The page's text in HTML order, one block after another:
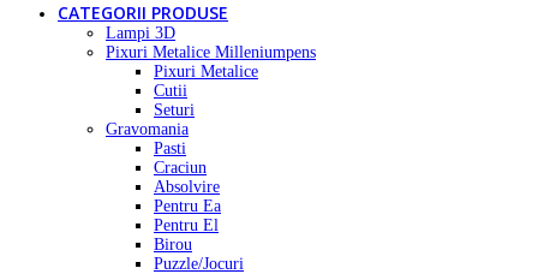
CATEGORII PRODUSE
Lampi 3D
Pixuri Metalice Milleniumpens
Pixuri Metalice
Cutii
Seturi
Gravomania
Pasti
Craciun
Absolvire
Pentru Ea
Pentru El
Birou
Puzzle/Jocuri